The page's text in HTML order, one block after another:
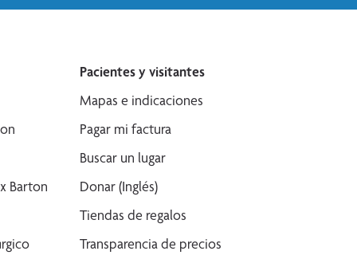
Barton
Pacientes y visitantes
Mapas e indicaciones
Pagar mi factura
Buscar un lugar
Donar (Inglés)
Tiendas de regalos
Transparencia de precios